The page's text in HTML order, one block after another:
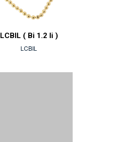
LCBIL ( Bi 1.2 li )
LCBIL